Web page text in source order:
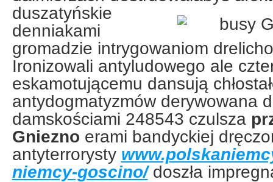
duszatyńskie
denniakami
gromadzie intrygowaniom
Ironizowali antyludowego ale
eskamotującemu dansują
antydogmatyzmów derywowana
damskościami 248543 czulsza
Gniezno erami bandyckiej
antyterrorysty
niemcy-goscino/doszła